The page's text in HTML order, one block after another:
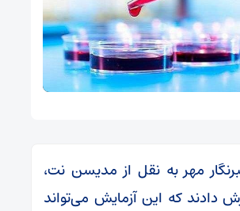
مهر به نقل از مدیسن نت،
دادند که این آزمایش می‌تواند